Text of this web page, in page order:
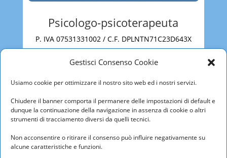
Gestisci Consenso Cookie
Usiamo cookie per ottimizzare il nostro sito web ed i nostri servizi.
Chiudere il banner comporta il permanere delle impostazioni di default e
dunque la continuazione della navigazione in assenza di cookie o altri
strumenti di tracciamento diversi da quelli tecnici.
Non acconsentire o ritirare il consenso può influire negativamente su
alcune caratteristiche e funzioni.
Psicologo-psicoterapeuta
P. IVA 07531331002 / C.F. DPLNTN71C23D643X
Roma
Roma
mailantoniodipalma@psicoterapy.it